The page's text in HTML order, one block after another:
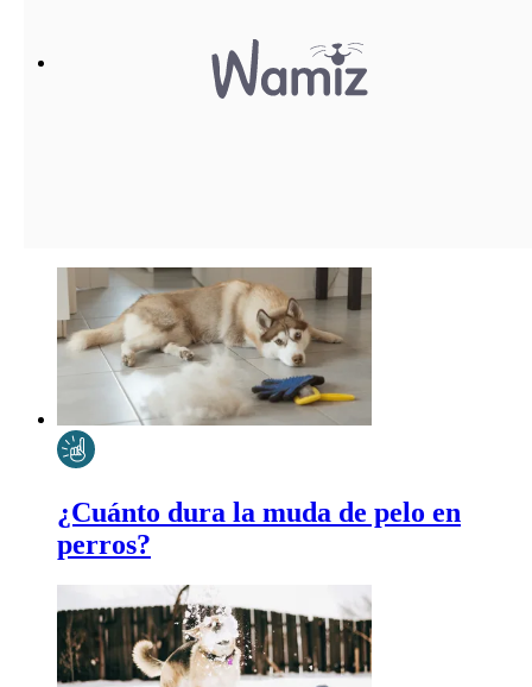
¿Cuánto dura la muda de pelo en
perros?